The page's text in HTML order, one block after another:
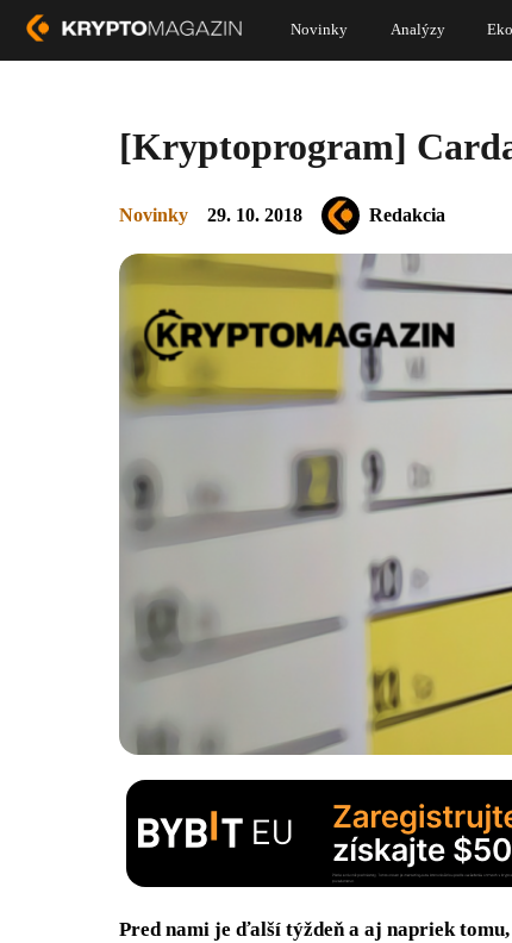
Novinky Analýzy
[Kryptoprogram]
Novinky 29. 10. 2018 Redakcia
Pred nami je ďalší týždeň a aj napriek